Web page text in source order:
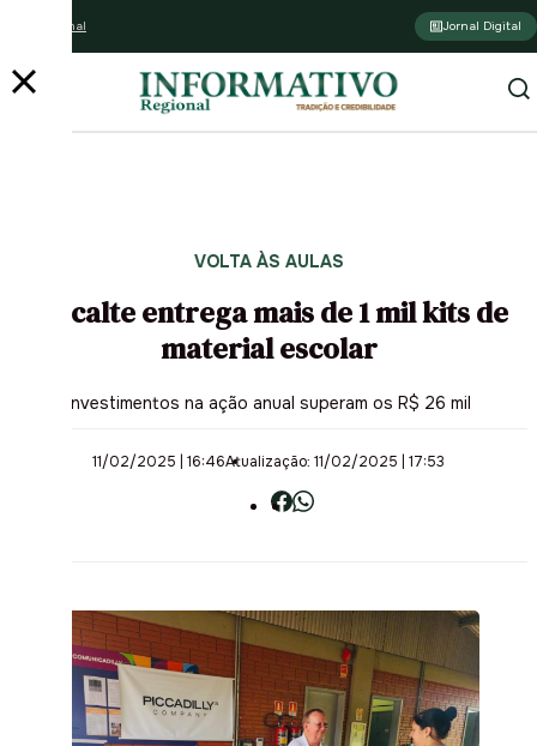
Assine o jornal Jornal Digital
VOLTA ÀS AULAS
Siticalte entrega mais de 1 mil kits de
material escolar
Investimentos na ação anual superam os R$ 26 mil
11/02/2025 | 16:46Atualização: 11/02/2025 | 17:53